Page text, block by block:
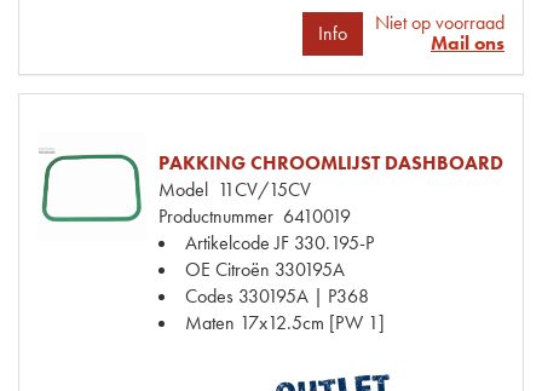
Info
Niet op voorraad
Mail ons
PAKKING CHROOMLIJST DASHBOARD
Model 11CV/15CV
Productnummer 6410019
Artikelcode JF 330.195-P
OE Citroën 330195A
Codes 330195A | P368
Maten 17x12.5cm [PW 1]